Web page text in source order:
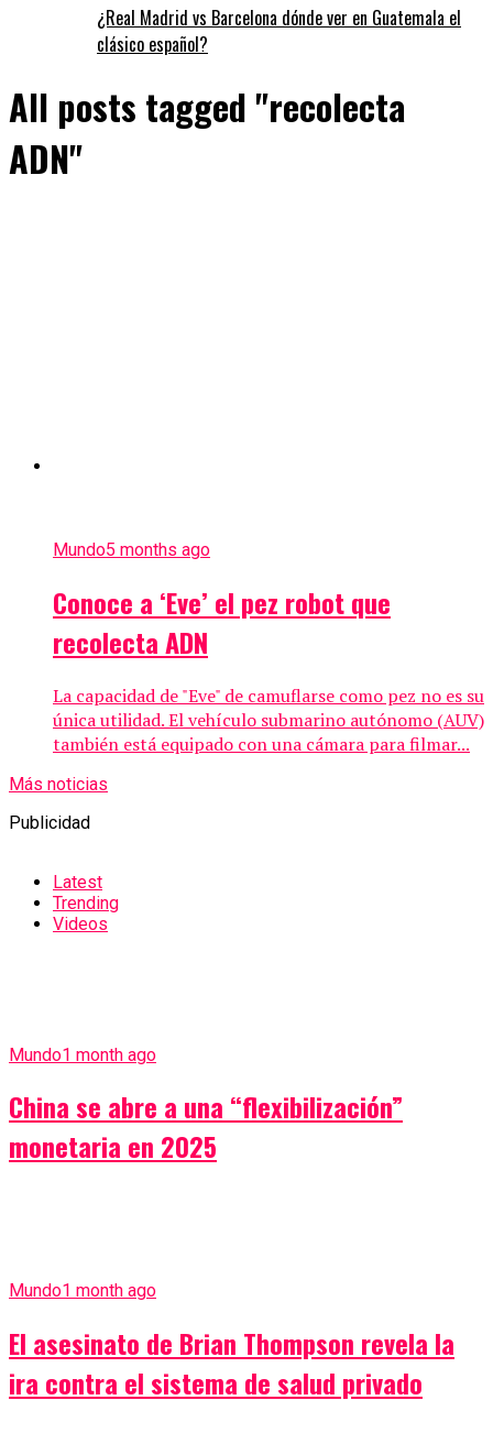
¿Real Madrid vs Barcelona dónde ver en Guatemala el
clásico español?
All posts tagged "recolecta
ADN"
Mundo5 months ago
Conoce a ‘Eve’ el pez robot que
recolecta ADN
La capacidad de "Eve" de camuflarse como pez no es su
única utilidad. El vehículo submarino autónomo (AUV)
también está equipado con una cámara para filmar...
Más noticias
Publicidad
Latest
Trending
Videos
Mundo1 month ago
China se abre a una “flexibilización”
monetaria en 2025
Mundo1 month ago
El asesinato de Brian Thompson revela la
ira contra el sistema de salud privado